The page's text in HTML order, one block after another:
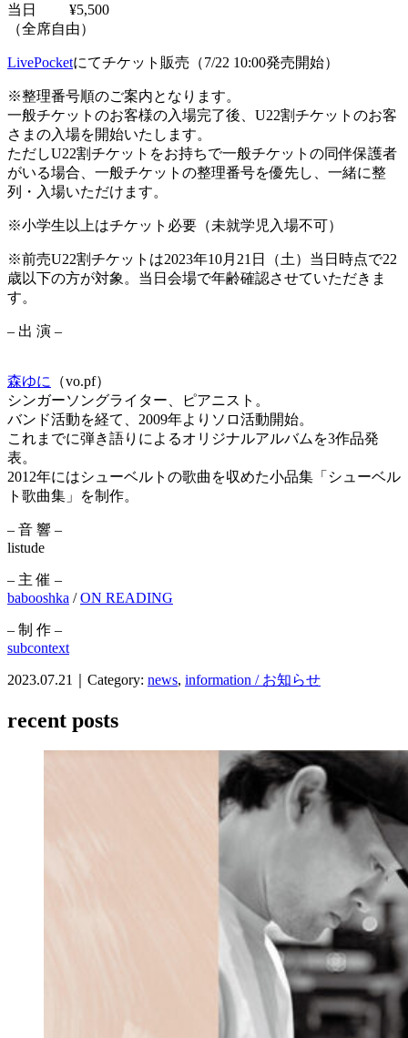
当日 ¥5,500
（全席自由）
LivePocketにてチケット販売（7/22 10:00発売開始）
※整理番号順のご案内となります。
一般チケットのお客様の入場完了後、U22割チケットのお客
さまの入場を開始いたします。
ただしU22割チケットをお持ちで一般チケットの同伴保護者
がいる場合、一般チケットの整理番号を優先し、一緒に整
列・入場いただけます。
※小学生以上はチケット必要（未就学児入場不可）
※前売U22割チケットは2023年10月21日（土）当日時点で22
歳以下の方が対象。当日会場で年齢確認させていただきま
す。
– 出 演 –
森ゆに
（vo.pf）
シンガーソングライター、ピアニスト。
バンド活動を経て、2009年よりソロ活動開始。
これまでに弾き語りによるオリジナルアルバムを3作品発
表。
2012年にはシューベルトの歌曲を収めた小品集「シューベル
ト歌曲集」を制作。
– 音 響 –
listude
– 主 催 –
babooshka /ON READING
– 制 作 –
subcontext
2023.07.21｜Category: news, information / お知らせ
recent posts